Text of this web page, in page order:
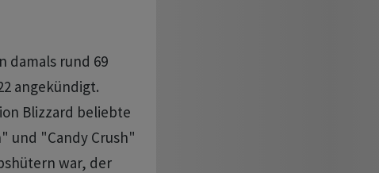
damals rund 69
angekündigt.
Blizzard beliebte
und "Candy Crush"
war, der